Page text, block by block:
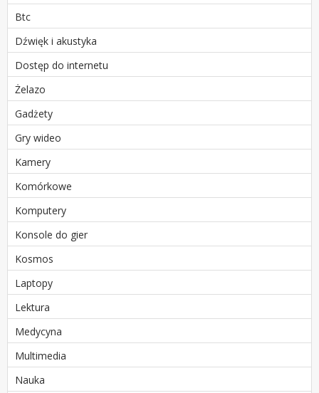
Btc
Dźwięk i akustyka
Dostęp do internetu
Żelazo
Gadżety
Gry wideo
Kamery
Komórkowe
Komputery
Konsole do gier
Kosmos
Laptopy
Lektura
Medycyna
Multimedia
Nauka